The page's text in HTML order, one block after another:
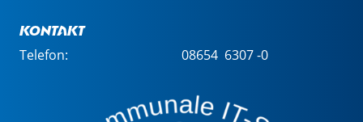
Kontakt
Telefon: 08654 6307 -0